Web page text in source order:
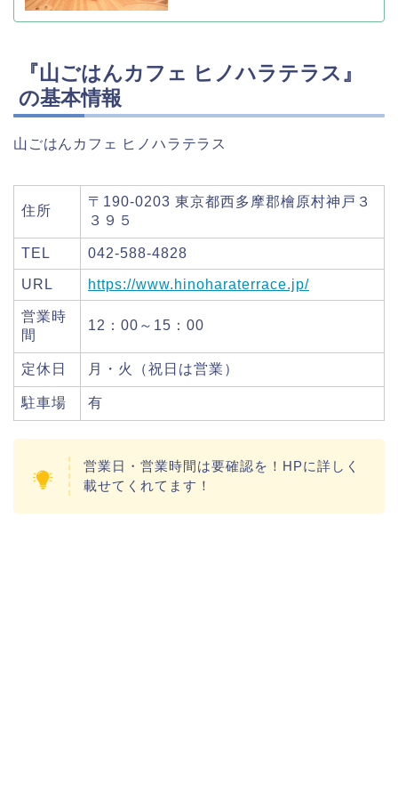
『山ごはんカフェ ヒノハラテラス』
の基本情報
山ごはんカフェ ヒノハラテラス
住所
〒190-0203 東京都西多摩郡檜原村神戸３
３９５
TEL 042-588-4828
URL https://www.hinoharaterrace.jp/
営業時
間
12：00～15：00
定休日 月・火（祝日は営業）
駐車場 有
営業日・営業時間は要確認を！HPに詳しく
載せてくれてます！